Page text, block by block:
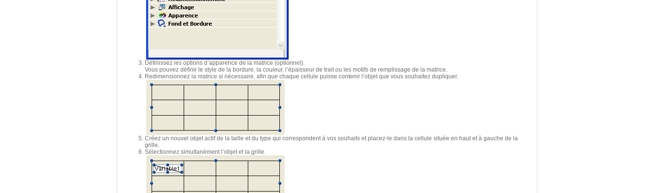
Définissez les options d’apparence de la matrice (optionnel).
Vous pouvez définir le style de la bordure, la couleur, l’épaisseur de trait ou les motifs de remplissage de la matrice.
Redimensionnez la matrice si nécessaire, afin que chaque cellule puisse contenir l’objet que vous souhaitez dupliquer.
Créez un nouvel objet actif de la taille et du type qui correspondent à vos souhaits et placez-le dans la cellule située en haut et à gauche de la
grille.
Sélectionnez simultanément l’objet et la grille.